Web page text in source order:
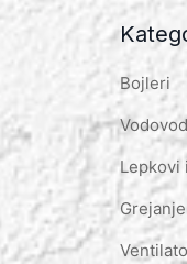
Bojleri
Lepkovi